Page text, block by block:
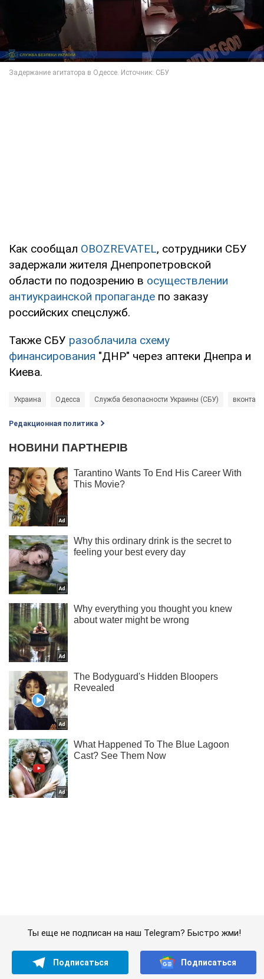
Как сообщал OBOZREVATEL, сотрудники СБУ
задержали жителя Днепропетровской
области по подозрению в осуществлении
антиукраинской пропаганде по заказу
российских спецслужб.
Также СБУ разоблачила схему
финансирования "ДНР" через аптеки Днепра и
Киева.
Украина Одесса Служба безопасности Украины (СБУ)
Редакционная политика